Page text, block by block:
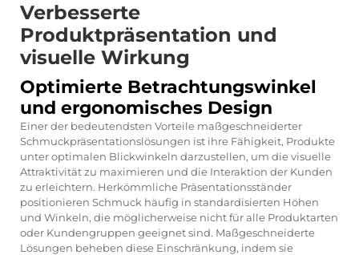
Verbesserte
Produktpräsentation und
visuelle Wirkung
Optimierte Betrachtungswinkel
und ergonomisches Design
Einer der bedeutendsten Vorteile maßgeschneiderter
Schmuckpräsentationslösungen ist ihre Fähigkeit, Produkte
unter optimalen Blickwinkeln darzustellen, um die visuelle
Attraktivität zu maximieren und die Interaktion der Kunden
zu erleichtern. Herkömmliche Präsentationsständer
positionieren Schmuck häufig in standardisierten Höhen
und Winkeln, die möglicherweise nicht für alle Produktarten
oder Kundengruppen geeignet sind. Maßgeschneiderte
Lösungen beheben diese Einschränkung, indem sie